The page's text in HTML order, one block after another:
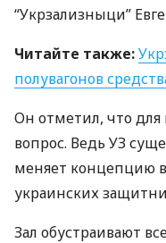
“Укрзализныци”
Читайте также:
полувагонов
Он отметил, что
вопрос. Ведь УЗ
меняет концепцию
украинских
Зал обустраивают